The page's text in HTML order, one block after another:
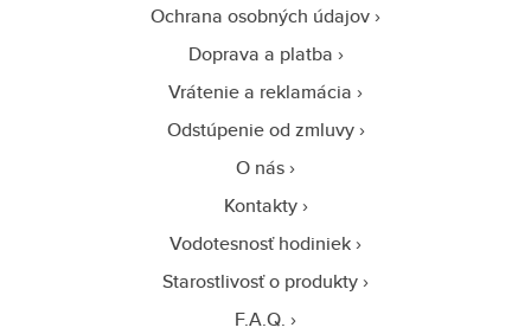
Ochrana osobných údajov
Doprava a platba
Vrátenie a reklamácia
Odstúpenie od zmluvy
O nás
Kontakty
Vodotesnosť hodiniek
Starostlivosť o produkty
F.A.Q.